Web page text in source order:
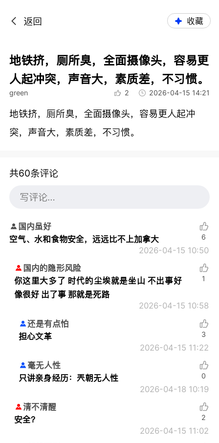
返回 收藏
地铁挤，厕所臭，全面摄像头，容易更
人起冲突，声音大，素质差，不习惯。
green 2 2026-04-15 14:21
地铁挤，厕所臭，全面摄像头，容易更人起冲
突，声音大，素质差，不习惯。
共60条评论
国内虽好
空气、水和食物安全，远远比不上加拿大
2026-04-15 10:50
6
国内的隐形风险
你这里大多了 时代的尘埃就是坐山 不出事好
像很好 出了事 那就是死路
2026-04-15 10:58
1
还是有点怕
担心文革
2026-04-15 11:22
3
毫无人性
只讲亲身经历：兲朝无人性
2026-04-18 10:19
0
清不清醒
安全？
2026-04-15 11:02
2